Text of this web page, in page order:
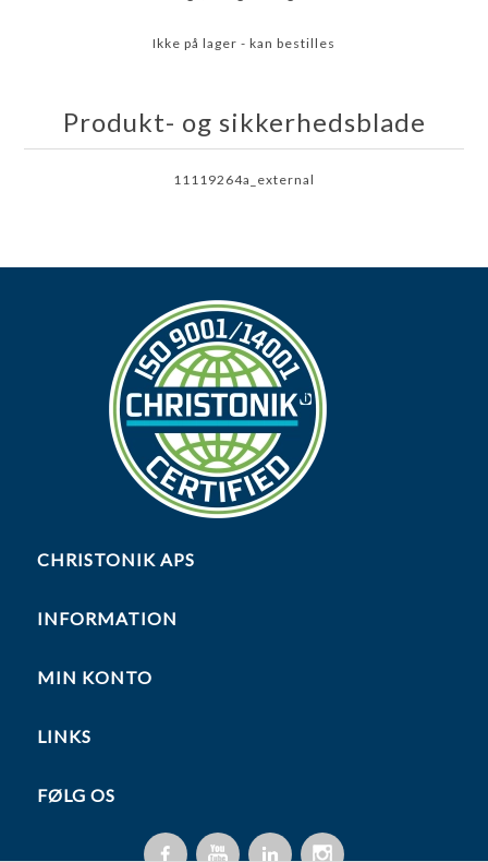
Ikke på lager - kan bestilles
Produkt- og sikkerhedsblade
11119264a_external
CHRISTONIK APS
INFORMATION
MIN KONTO
LINKS
FØLG OS